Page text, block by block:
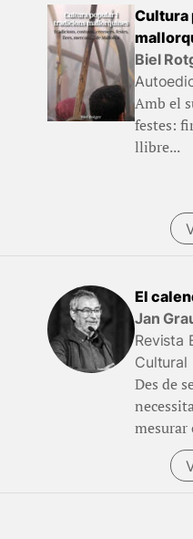
Cultura
Biel
Amb el
festes:
llibre...
El
Jan
Revista
Cultural
Des de
mesurar